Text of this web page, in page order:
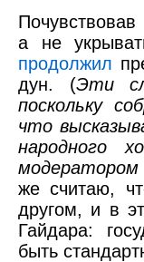
а не
продолжил
дун. (Эти
поскольку
что
народного
модератором
же считаю,
другом, и в
Гайдара:
быть